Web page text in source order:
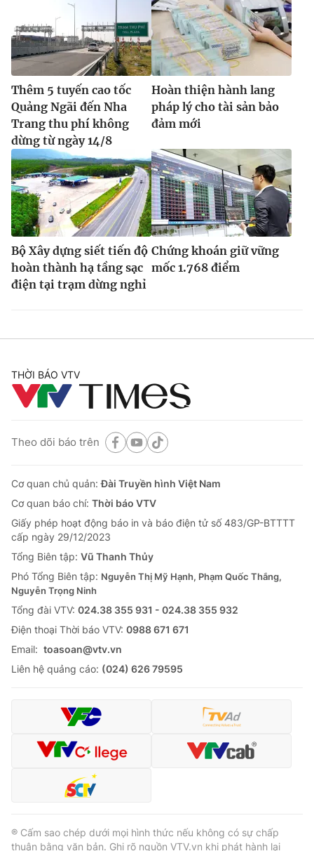
Thêm 5 tuyến cao tốc
Quảng Ngãi đến Nha
Trang thu phí không
dừng từ ngày 14/8
Hoàn thiện hành lang
pháp lý cho tài sản bảo
đảm mới
Bộ Xây dựng siết tiến độ
hoàn thành hạ tầng sạc
điện tại trạm dừng nghỉ
Chứng khoán giữ vững
mốc 1.768 điểm
THỜI BÁO VTV
Theo dõi báo trên
Cơ quan chủ quản:Đài Truyền hình Việt Nam
Cơ quan báo chí: Thời báo VTV
Giấy phép hoạt động báo in và báo điện tử số 483/GP-BTTTT
cấp ngày 29/12/2023
Tổng Biên tập: Vũ Thanh Thủy
Phó Tổng Biên tập: Nguyễn Thị Mỹ Hạnh, Phạm Quốc Thắng,
Nguyễn Trọng Ninh
Tổng đài VTV: 024.38 355 931 - 024.38 355 932
Ðiện thoại Thời báo VTV: 0988 671 671
Email: toasoan@vtv.vn
Liên hệ quảng cáo: (024) 626 79595
® Cấm sao chép dưới mọi hình thức nếu không có sự chấp
thuận bằng văn bản. Ghi rõ nguồn VTV.vn khi phát hành lại